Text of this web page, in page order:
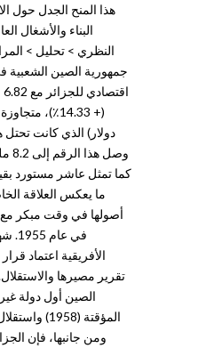
هذا المنح الجدل حول
البناء والأشغال
النظري > تحليل >
دولار) الذي كانت
ما يعكس العلاقة
أصولها في وقت مبكر مع
في
الأفريقية اعتماد
تقرير مصيرها
الصين أول دولة
ومن جانبها، فإن